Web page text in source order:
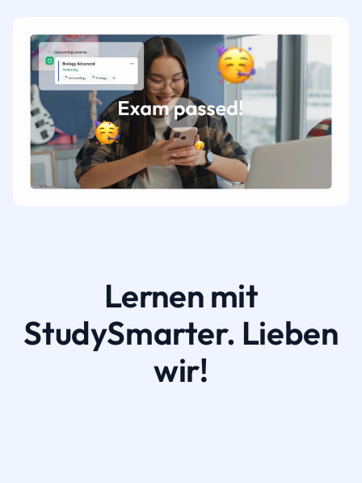
Lernen mit
StudySmarter. Lieben
wir!